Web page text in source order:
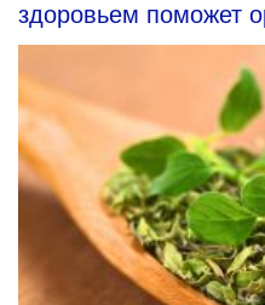
здоровьем поможет